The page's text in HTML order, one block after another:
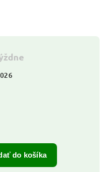
do košíka